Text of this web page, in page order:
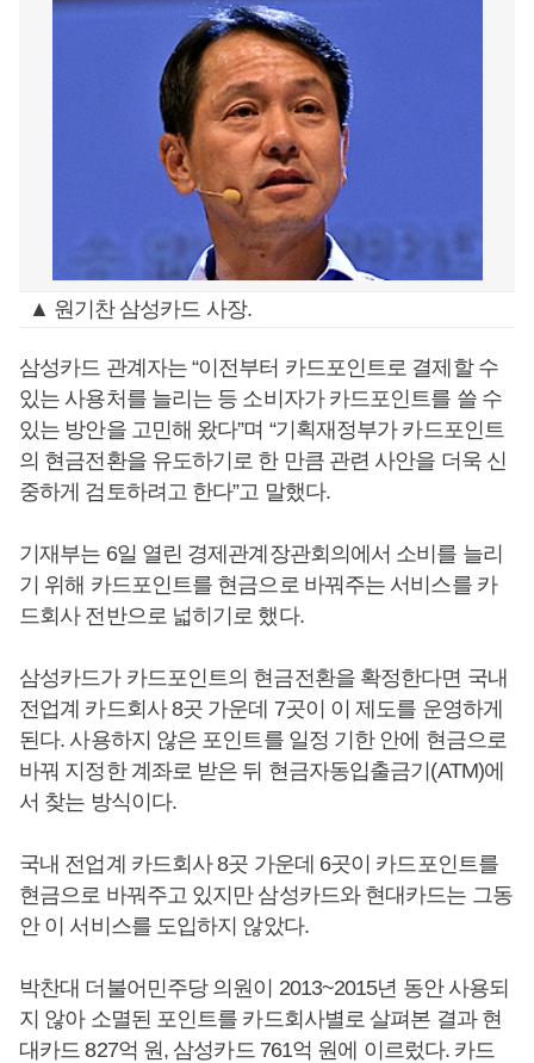
▲ 원기찬 삼성카드 사장.
삼성카드 관계자는 “이전부터 카드포인트로 결제할 수
있는 사용처를 늘리는 등 소비자가 카드포인트를 쓸 수
있는 방안을 고민해 왔다”며 “기획재정부가 카드포인트
의 현금전환을 유도하기로 한 만큼 관련 사안을 더욱 신
중하게 검토하려고 한다”고 말했다.
기재부는 6일 열린 경제관계장관회의에서 소비를 늘리
기 위해 카드포인트를 현금으로 바꿔주는 서비스를 카
드회사 전반으로 넓히기로 했다.
삼성카드가 카드포인트의 현금전환을 확정한다면 국내
전업계 카드회사 8곳 가운데 7곳이 이 제도를 운영하게
된다. 사용하지 않은 포인트를 일정 기한 안에 현금으로
바꿔 지정한 계좌로 받은 뒤 현금자동입출금기(ATM)에
서 찾는 방식이다.
국내 전업계 카드회사 8곳 가운데 6곳이 카드포인트를
현금으로 바꿔주고 있지만 삼성카드와 현대카드는 그동
안 이 서비스를 도입하지 않았다.
박찬대 더불어민주당 의원이 2013~2015년 동안 사용되
지 않아 소멸된 포인트를 카드회사별로 살펴본 결과 현
대카드 827억 원, 삼성카드 761억 원에 이르렀다. 카드